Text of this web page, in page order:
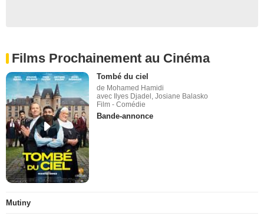
Films Prochainement au Cinéma
Tombé du ciel
de Mohamed Hamidi
avec Ilyes Djadel, Josiane Balasko
Film - Comédie
Bande-annonce
Mutiny